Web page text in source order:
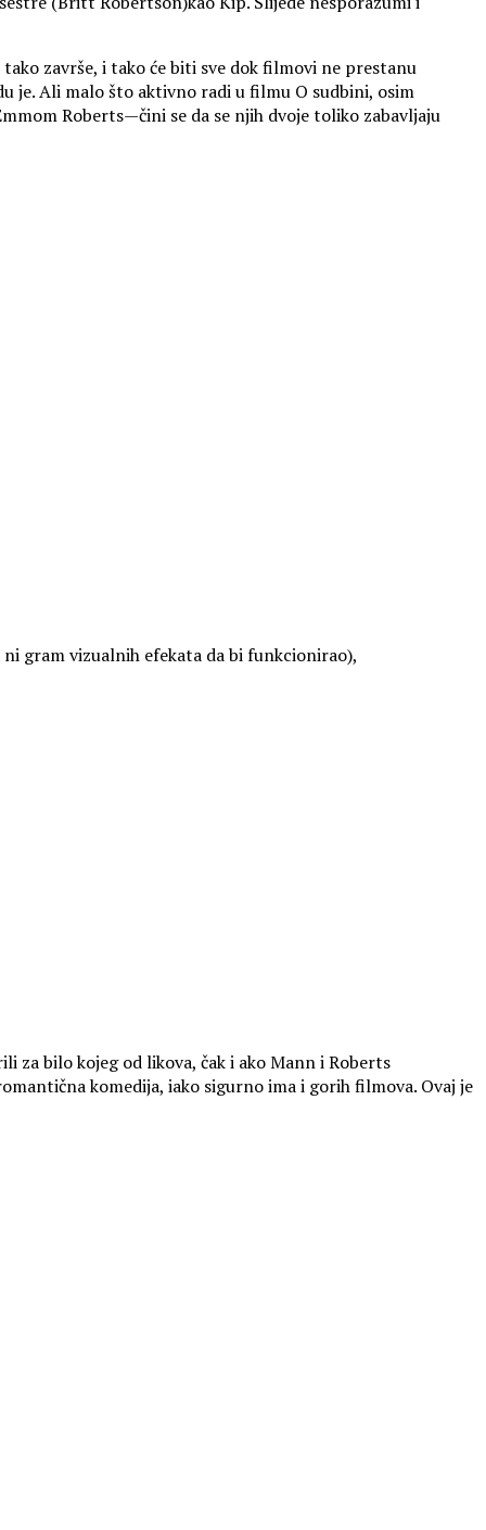
završe, i tako će biti sve dok filmovi ne prestanu
je. Ali malo što aktivno radi u filmu O sudbini, osim
Roberts—čini se da se njih dvoje toliko zabavljaju
gram vizualnih efekata da bi funkcionirao),
za bilo kojeg od likova, čak i ako Mann i Roberts
komedija, iako sigurno ima i gorih filmova. Ovaj je